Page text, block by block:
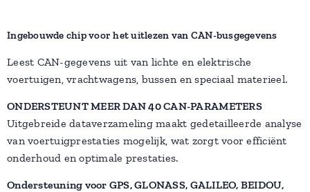
Ingebouwde chip voor het uitlezen van CAN-busgegevens
Leest CAN-gegevens uit van lichte en elektrische
voertuigen, vrachtwagens, bussen en speciaal materieel.
ONDERSTEUNT MEER DAN 40 CAN-PARAMETERS
Uitgebreide dataverzameling maakt gedetailleerde analyse
van voertuigprestaties mogelijk, wat zorgt voor efficiënt
onderhoud en optimale prestaties.
Ondersteuning voor GPS, GLONASS, GALILEO, BEIDOU,